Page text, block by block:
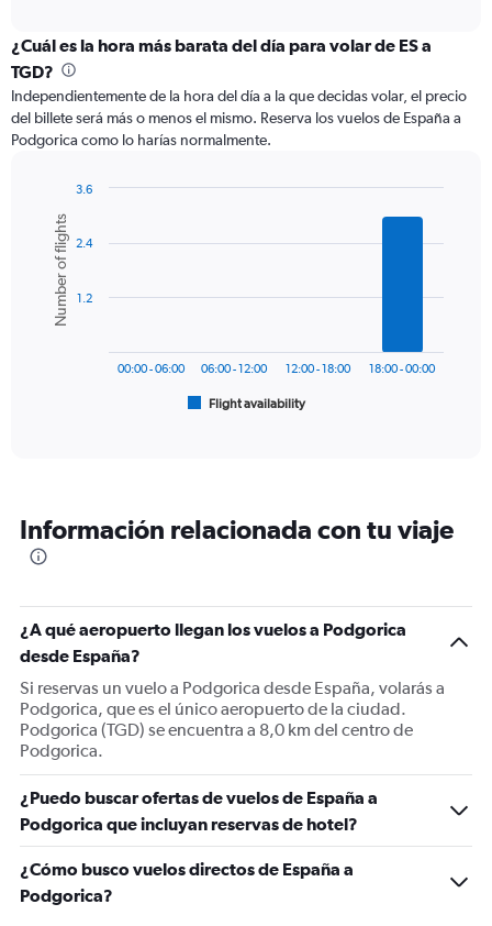
categories.
Range:
categories.
The
chart
axis
displaying
values.
Range:
¿Cuál es la hora más barata del día para volar de ES a
TGD?
Independientemente de la hora del día a la que decidas volar, el precio
del billete será más o menos el mismo. Reserva los vuelos de España a
Podgorica como lo harías normalmente.
chart
with
bars.
The
categories.
The
Y
axis
Number
of
flights.
Range:
to
3.6.
Chart
graphic.
Number of flights
Flight availability
00:00 - 06:00 06:00 - 12:00 12:00 - 18:00 18:00 - 00:00
1.2
2.4
3.6
Información relacionada con tu viaje
¿A qué aeropuerto llegan los vuelos a Podgorica
desde España?
Si reservas un vuelo a Podgorica desde España, volarás a
Podgorica, que es el único aeropuerto de la ciudad.
Podgorica (TGD) se encuentra a 8,0 km del centro de
Podgorica.
¿Puedo buscar ofertas de vuelos de España a
Podgorica que incluyan reservas de hotel?
¿Cómo busco vuelos directos de España a
Podgorica?